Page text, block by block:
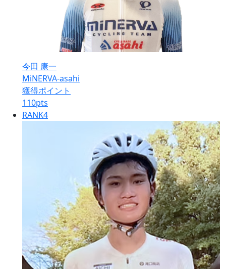
今田 康一
MiNERVA-asahi
獲得ポイント
110pts
RANK4